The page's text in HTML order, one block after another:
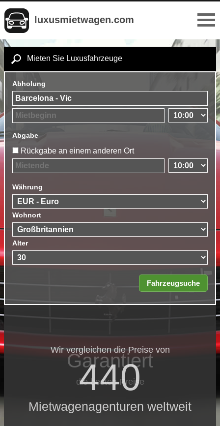
luxusmietwagen.com
Mieten Sie Luxusfahrzeuge
Abholung
Abgabe
Rückgabe an einem anderen Ort
Währung
Wohnort
Alter
Wir vergleichen die Preise von
440
Mietwagenagenturen weltweit
Garantiert
die besten Preise